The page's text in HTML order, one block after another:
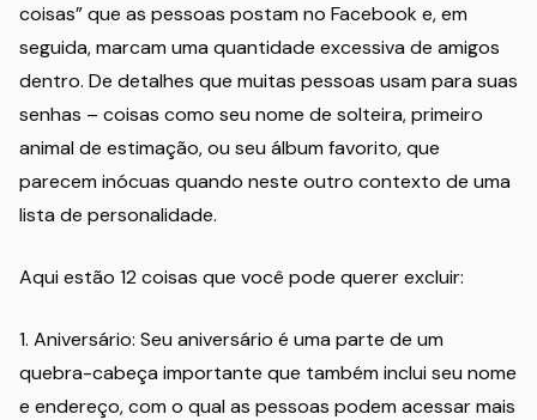
coisas” que as pessoas postam no Facebook e, em
seguida, marcam uma quantidade excessiva de amigos
dentro. De detalhes que muitas pessoas usam para suas
senhas – coisas como seu nome de solteira, primeiro
animal de estimação, ou seu álbum favorito, que
parecem inócuas quando neste outro contexto de uma
lista de personalidade.
Aqui estão 12 coisas que você pode querer excluir:
1. Aniversário: Seu aniversário é uma parte de um
quebra-cabeça importante que também inclui seu nome
e endereço, com o qual as pessoas podem acessar mais